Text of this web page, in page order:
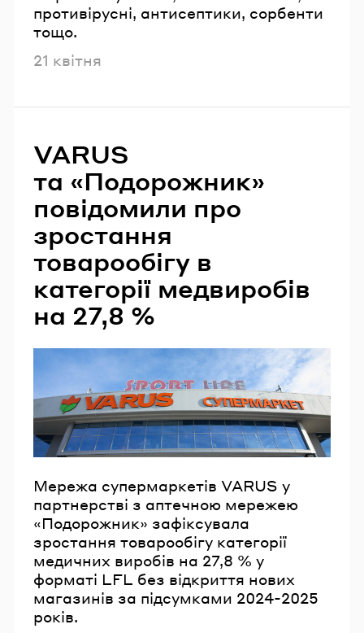
противірусні, антисептики, сорбенти
тощо.
Опубліковано
21 квітня
VARUS
та «Подорожник»
повідомили про
зростання
товарообігу в
категорії медвиробів
на 27,8 %
Мережа супермаркетів VARUS у
партнерстві з аптечною мережею
«Подорожник» зафіксувала
зростання товарообігу категорії
медичних виробів на 27,8 % у
форматі LFL без відкриття нових
магазинів за підсумками 2024-2025
років.